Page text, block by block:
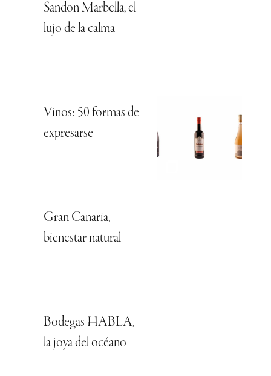
Sandon Marbella, el
lujo de la calma
Vinos: 50 formas de
expresarse
Gran Canaria,
bienestar natural
Bodegas HABLA,
la joya del océano